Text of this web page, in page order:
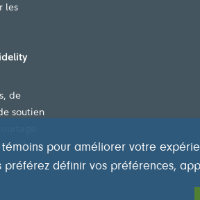
les
de
soutien
témoins pour améliorer votre
préférez définir vos préférences,